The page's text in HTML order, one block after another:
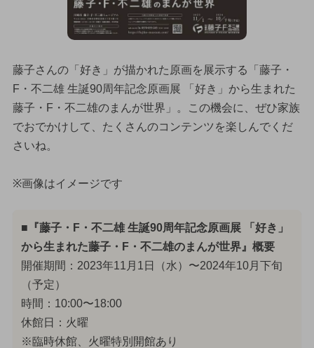
藤子さんの「好き」が描かれた原画を展示する「藤子・
F・不二雄 生誕90周年記念原画展 「好き」から生まれた
藤子・F・不二雄のまんが世界」。この機会に、ぜひ家族
でおでかけして、たくさんのコンテンツを楽しんでくだ
さいね。
※画像はイメージです
■『藤子・F・不二雄 生誕90周年記念原画展 「好き」
から生まれた藤子・F・不二雄のまんが世界』概要
開催期間：2023年11月1日（水）〜2024年10月下旬
（予定）
時間：10:00〜18:00
休館日：火曜
※臨時休館、火曜特別開館あり